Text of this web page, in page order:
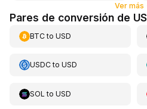
Ver más
Pares de conversión de
BTCto USD
USDCto USD
SOL to USD